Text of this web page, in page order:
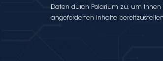
Daten durch Polarium zu, um Ihnen
angeforderten Inhalte